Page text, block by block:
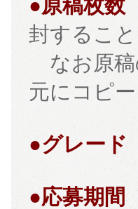
●原稿枚
封するこ
なお原稿
元にコピ
●グレード
●応募期間